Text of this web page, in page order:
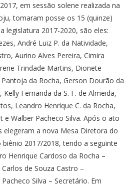
em sessão solene realizada na
tomaram posse os 15 (quinze)
legislatura 2017-2020, são eles:
André Luiz P. da Natividade,
Aurino Alves Pereira, Cimira
Trindade Martins, Dionete
da Rocha, Gerson Dourão da
Fernanda da S. F. de Almeida,
Leandro Henrique C. da Rocha,
e Walber Pacheco Silva. Após o ato
elegeram a nova Mesa Diretora do
2017/2018, tendo a seguinte
Henrique Cardoso da Rocha –
de Souza Castro –
Silva – Secretário. Em